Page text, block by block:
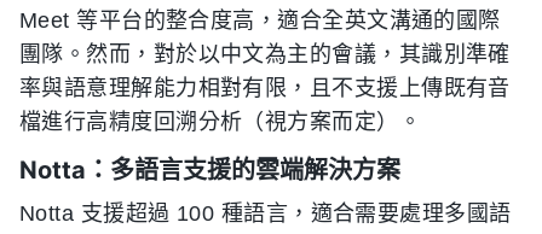
Meet 等平台的整合度高，適合全英文溝通的國際
團隊。然而，對於以中文為主的會議，其識別準確
率與語意理解能力相對有限，且不支援上傳既有音
檔進行高精度回溯分析（視方案而定）。
Notta：多語言支援的雲端解決方案
Notta 支援超過 100 種語言，適合需要處理多國語